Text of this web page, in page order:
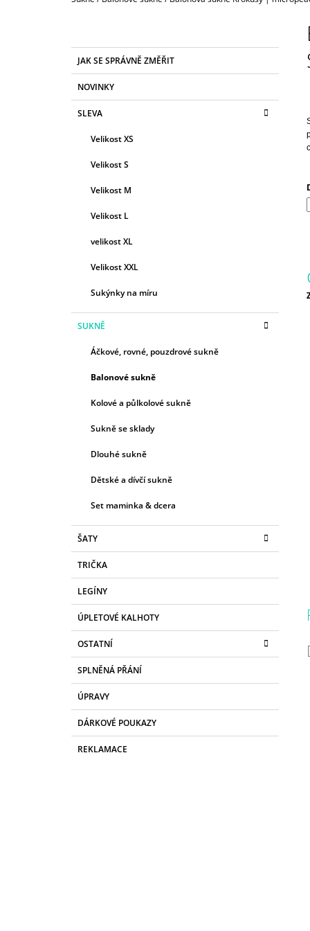
kategorie
K
A
T
G
O
JAK SE SPRÁVNĚ ZMĚŘIT
NOVINKY
SLEVA
Velikost XS
Velikost S
Velikost M
Velikost L
velikost XL
Velikost XXL
Sukýnky na míru
SUKNĚ
Áčkové, rovné, pouzdrové sukně
Balonové sukně
Kolové a půlkolové sukně
Sukně se sklady
Dlouhé sukně
Dětské a dívčí sukně
Set maminka & dcera
ŠATY
TRIČKA
LEGÍNY
ÚPLETOVÉ KALHOTY
OSTATNÍ
SPLNĚNÁ PŘÁNÍ
ÚPRAVY
DÁRKOVÉ POUKAZY
REKLAMACE
850 Kč